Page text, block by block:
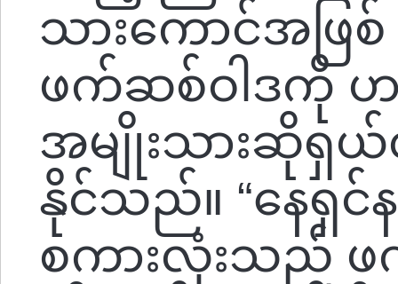
သားကောင်အဖြ
ဖက်ဆစ်ဝါဒကို
အမျိုးသားဆိုရှယ်
နိုင်သည်။ “နေရှ
စကားလုံးသည်